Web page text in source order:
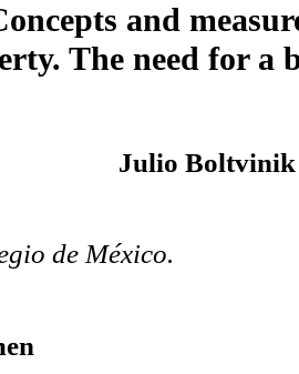
and
The need for a
Julio Boltvinik
de México.